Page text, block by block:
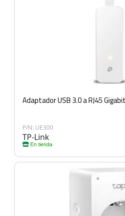
Adaptador USB 3.0 a RJ45
P/N: UE300
TP-Link
En tienda